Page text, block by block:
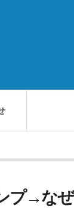
プ→なぜ